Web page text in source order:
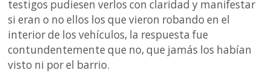
testigos pudiesen verlos con claridad y manifestar
si eran o no ellos los que vieron robando en el
interior de los vehículos, la respuesta fue
contundentemente que no, que jamás los habían
visto ni por el barrio.